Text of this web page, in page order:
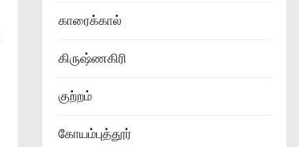
காரைக்கால்
கிருஷ்ணகிரி
குற்றம்
கோயம்புத்தூர்